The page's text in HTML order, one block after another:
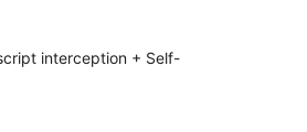
interception + Self-